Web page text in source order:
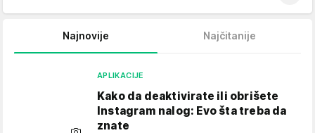
Najnovije Najčitanije
APLIKACIJE
Kako da deaktivirate ili obrišete
Instagram nalog: Evo šta treba da
znate